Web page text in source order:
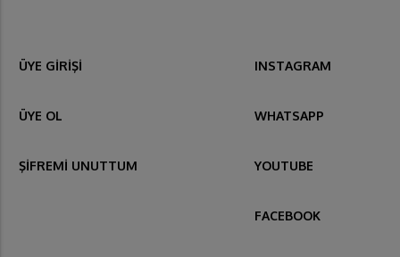
ÜYE GİRİŞİ
ÜYE OL
ŞİFREMİ UNUTTUM
INSTAGRAM
WHATSAPP
YOUTUBE
FACEBOOK